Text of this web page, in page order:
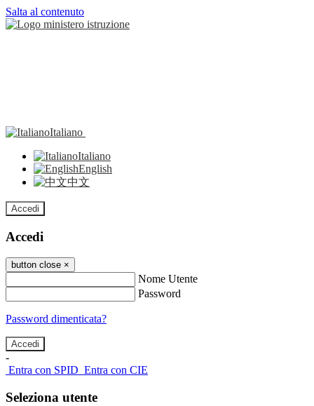
Salta al contenuto
Italiano
Italiano
English
中文
Accedi
Accedi
button close ×
Nome Utente
Password
Password dimenticata?
-
Entra con SPID Entra con CIE
Seleziona utente